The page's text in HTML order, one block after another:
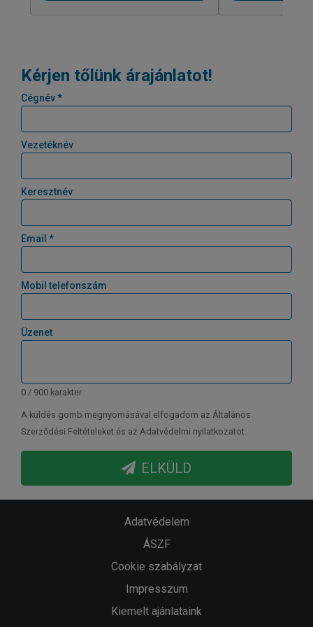
Kérjen tőlünk árajánlatot!
Cégnév *
Vezetéknév
Keresztnév
Email *
Mobil telefonszám
Üzenet
0 / 900 karakter
A küldés gomb megnyomásával elfogadom az Általános
Szerződési Feltételeket és az Adatvédelmi nyilatkozatot.
ELKÜLD
Adatvédelem
ÁSZF
Cookie szabályzat
Impresszum
Kiemelt ajánlataink